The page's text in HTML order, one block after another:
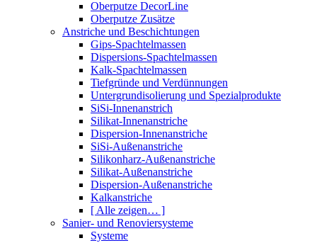
Oberputze DecorLine
Oberputze Zusätze
Anstriche und Beschichtungen
Gips-Spachtelmassen
Dispersions-Spachtelmassen
Kalk-Spachtelmassen
Tiefgründe und Verdünnungen
Untergrundisolierung und Spezialprodukte
SiSi-Innenanstrich
Silikat-Innenanstriche
Dispersion-Innenanstriche
SiSi-Außenanstriche
Silikonharz-Außenanstriche
Silikat-Außenanstriche
Dispersion-Außenanstriche
Kalkanstriche
[ Alle zeigen… ]
Sanier- und Renoviersysteme
Systeme